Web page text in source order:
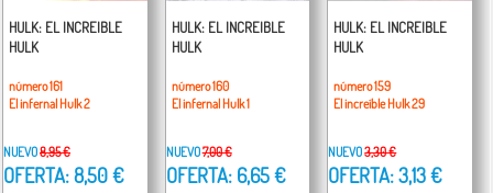
HULK: EL INCREIBLE
HULK
número 161
El infernal Hulk 2
NUEVO8,95 €
OFERTA: 8,50 €
HULK: EL INCREIBLE
HULK
número 160
El infernal Hulk 1
NUEVO7,00 €
OFERTA: 6,65 €
HULK: EL INCREIBLE
HULK
número 159
El increíble Hulk 29
NUEVO3,30 €
OFERTA: 3,13 €